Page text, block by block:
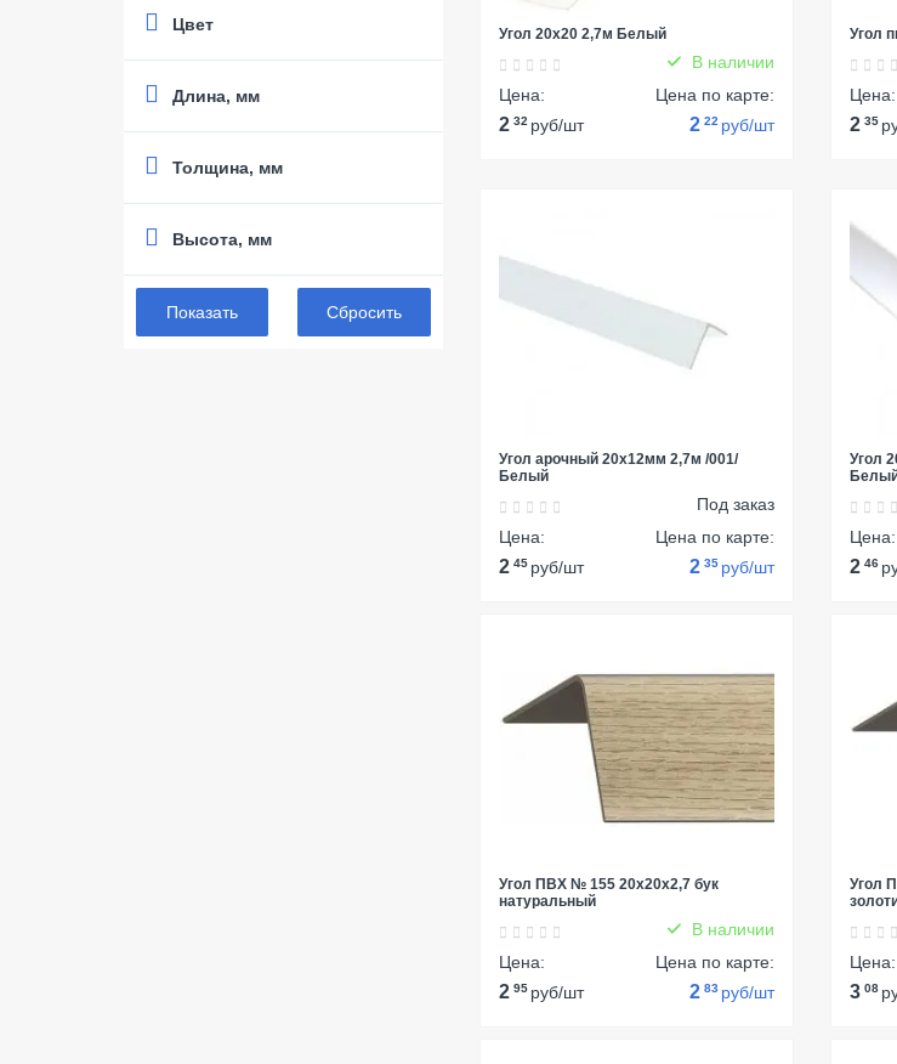
Цвет
Длина, мм
Толщина, мм
Высота, мм
Сбросить
Угол 20х20 2,7м Белый
В наличии
Цена:
2 32 руб/шт
Цена по карте:
2 22 руб/шт
Угол
Цена:
2 35
Угол арочный 20х12мм 2,7м /001/
Белый
Под заказ
Цена:
2 45 руб/шт
Цена по карте:
2 35 руб/шт
Угол
Цена:
2 46
Угол ПВХ № 155 20х20х2,7 бук
натуральный
В наличии
Цена:
2 95 руб/шт
Цена по карте:
2 83 руб/шт
Угол
Цена:
3 08